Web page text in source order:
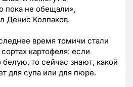
пока не обещали»,
Денис Колпаков.
время томичи стали
картофеля: если
то сейчас знают, какой
для супа или для пюре.